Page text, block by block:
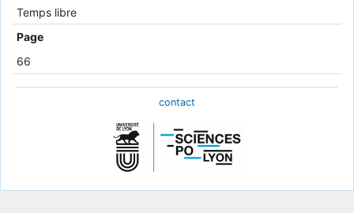
Temps libre
Page
66
contact